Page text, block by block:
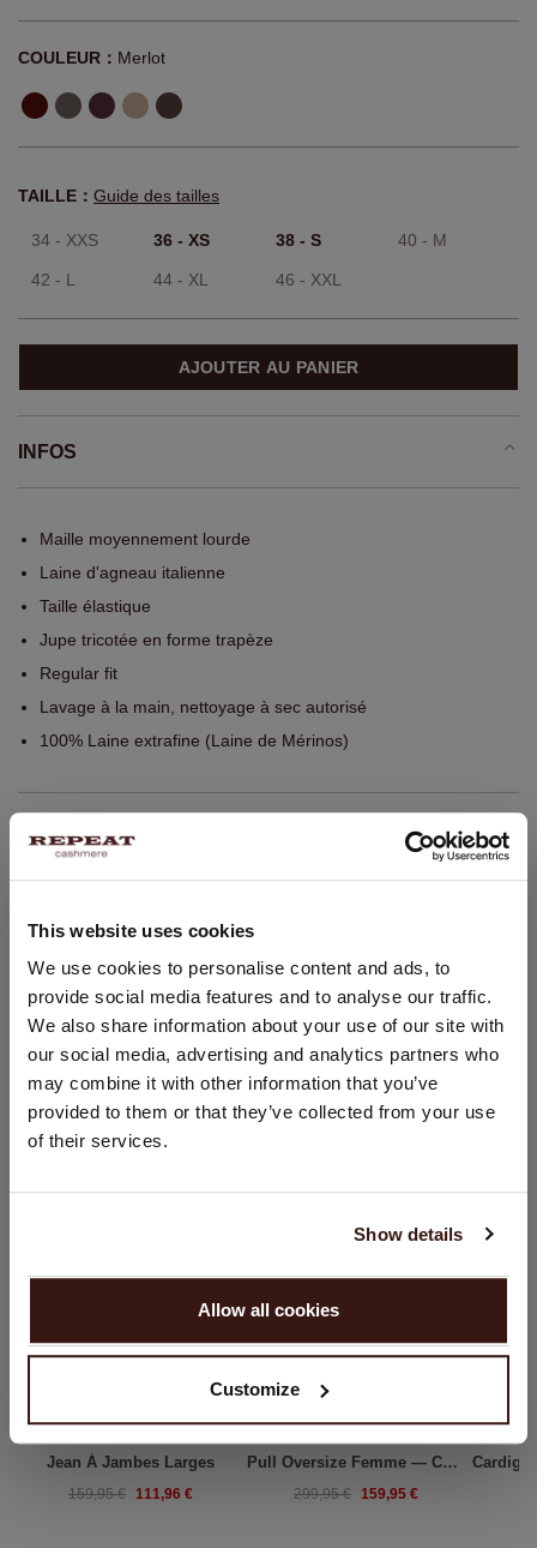
This website uses cookies
We use cookies to personalise content and ads, to
provide social media features and to analyse our traffic.
We also share information about your use of our site with
our social media, advertising and analytics partners who
may combine it with other information that you’ve
provided to them or that they’ve collected from your use
of their services.
Show details
Allow all cookies
Customize
COULEUR： Merlot
TAILLE： Guide des tailles
34 - XXS 36 - XS 38 - S 40 - M
42 - L 44 - XL 46 - XXL
AJOUTER AU PANIER
INFOS
Maille moyennement lourde
Laine d'agneau italienne
Taille élastique
Jupe tricotée en forme trapèze
Regular fit
Lavage à la main, nettoyage à sec autorisé
100% Laine extrafine (Laine de Mérinos)
LIVRAISON ET RETOURS
VOUS ALLEZ ADORER ÇA
Jean À Jambes Larges
159,95 € 111,96 €
Pull Oversize Femme — Col Strass & Maille Élégante Repeat
299,95 € 159,95 €
CHANGER DE PAYS
Vous visitez Repeat cashmere depuis Pays - Bas (€).
Souhaitez-vous mettre à jour votre localisation ?
États-Unis ($)
CONTINUER